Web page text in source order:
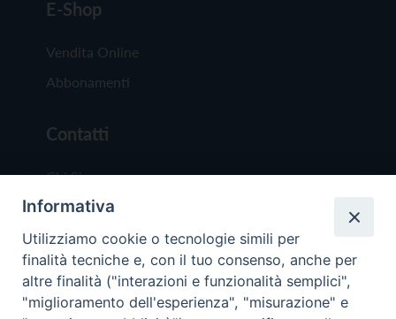
E-Shop
Vendita Online
Abbonamenti
Contatti
Chi Siamo
Redazione
Scrivici
Informativa
Utilizziamo cookie o tecnologie simili per
finalità tecniche e, con il tuo consenso, anche per
altre finalità ("interazioni e funzionalità semplici",
"miglioramento dell'esperienza", "misurazione" e